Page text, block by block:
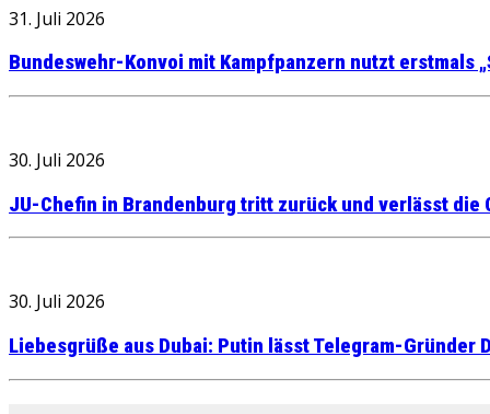
31. Juli 2026
Bundeswehr-Konvoi mit Kampfpanzern nutzt erstmals
30. Juli 2026
JU-Chefin in Brandenburg tritt zurück und verlässt die
30. Juli 2026
Liebesgrüße aus Dubai: Putin lässt Telegram-Gründer